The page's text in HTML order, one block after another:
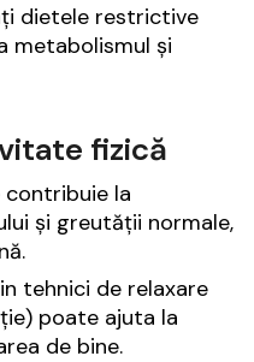
dietele restrictive
metabolismul și
fizică
contribuie la
și greutății normale,
tehnici de relaxare
poate ajuta la
de bine.